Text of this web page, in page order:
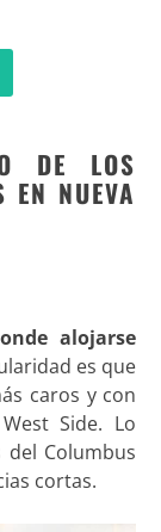
DE LOS
EN NUEVA
alojarse
es que
caros y con
Side. Lo
Columbus
cortas.